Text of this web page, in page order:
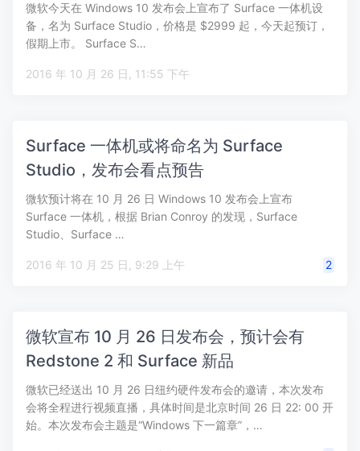
微软今天在 Windows 10 发布会上宣布了 Surface 一体机设
备，名为 Surface Studio，价格是 $2999 起，今天起预订，
假期上市。 Surface S…
2016 年 10 月 26 日, 11:55 下午
Surface 一体机或将命名为 Surface
Studio，发布会看点预告
微软预计将在 10 月 26 日 Windows 10 发布会上宣布
Surface 一体机，根据 Brian Conroy 的发现，Surface
Studio、Surface …
2016 年 10 月 25 日, 9:29 上午 2
微软宣布 10 月 26 日发布会，预计会有
Redstone 2 和 Surface 新品
微软已经送出 10 月 26 日纽约硬件发布会的邀请，本次发布
会将全程进行视频直播，具体时间是北京时间 26 日 22: 00 开
始。本次发布会主题是“Windows 下一篇章”，…